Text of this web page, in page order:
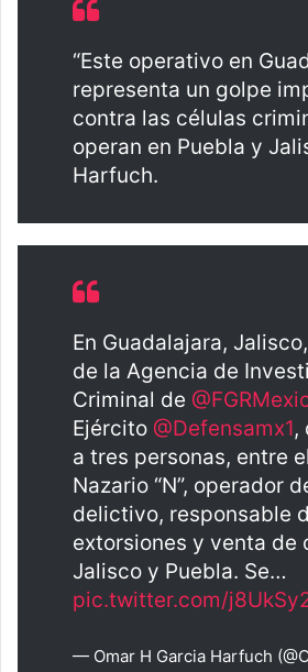
“Este operativo en
representa un golpe
contra las células
operan en Puebla y
Harfuch.
En Guadalajara,
de la Agencia de
Criminal de
Ejército @Defensamx1,
a tres personas, entre
Nazario “N”, operador
delictivo, responsable
extorsiones y venta de
Jalisco y Puebla. Se…
pic.twitter.com/
— Omar H Garcia Harfuch